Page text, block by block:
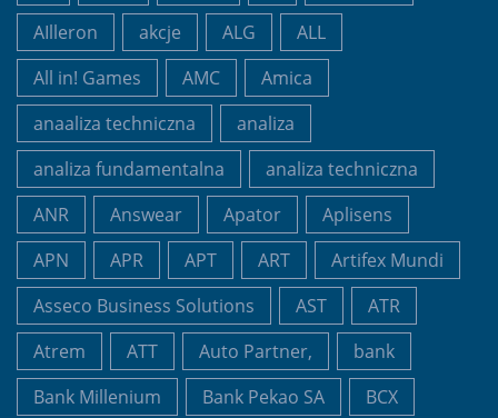
AIlleron
akcje ALG
ALL
All in! Games
AMC
Amica
anaaliza techniczna
analiza
analiza fundamentalna
analiza techniczna
ANR
Answear Apator
Aplisens
APN
APR APT ART
Artifex Mundi
Asseco Business Solutions
AST
ATR
Atrem
ATT Auto Partner,
bank
Bank Millenium
Bank Pekao SA
BCX